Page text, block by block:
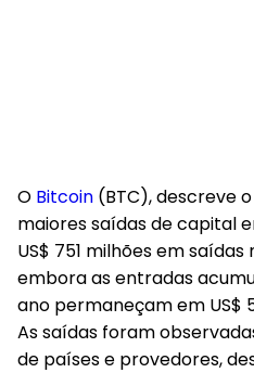
O Bitcoin (BTC), descreve
maiores saídas de capital
US$ 751 milhões em
embora as entradas
ano permaneçam em US$
As saídas foram
de países e provedores,